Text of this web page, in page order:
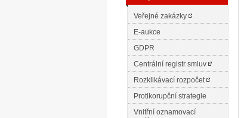
Veřejné zakázky
E-aukce
GDPR
Centrální registr smluv
Rozklikávací rozpočet
Protikorupční strategie
Vnitřní oznamovací